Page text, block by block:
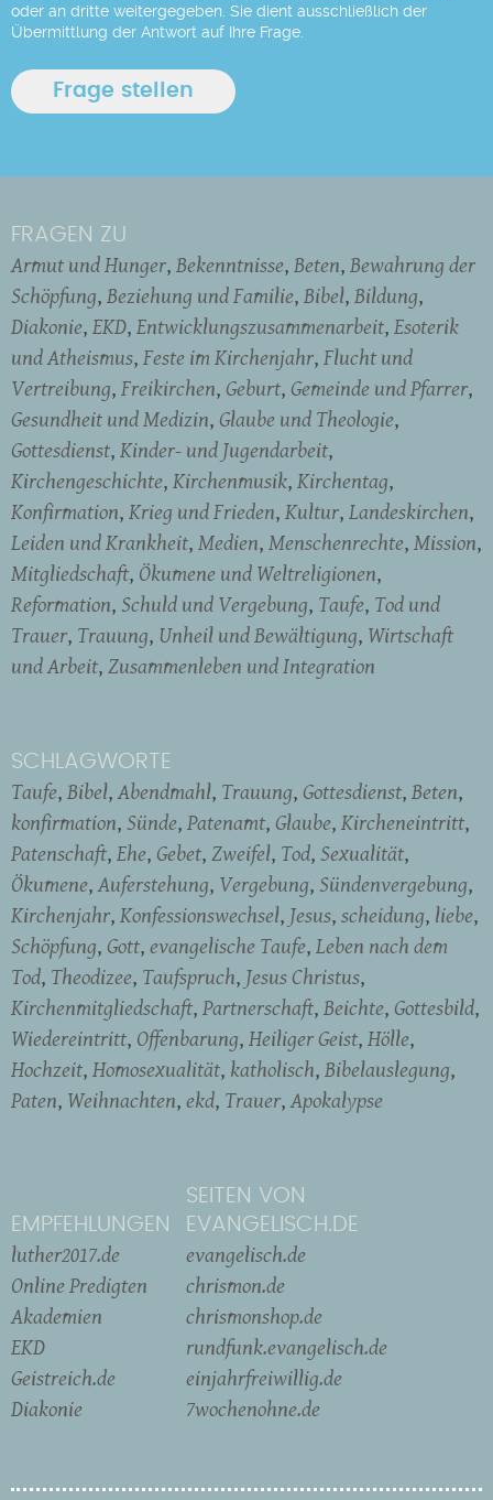
oder an dritte weitergegeben. Sie dient ausschließlich der
Übermittlung der Antwort auf Ihre Frage.
FRAGEN ZU
Armut und Hunger Bekenntnisse Beten Bewahrung der
Schöpfung Beziehung und Familie Bibel Bildung
Diakonie EKD Entwicklungszusammenarbeit Esoterik
und Atheismus Feste im Kirchenjahr Flucht und
Vertreibung Freikirchen Geburt Gemeinde und Pfarrer
Gesundheit und Medizin Glaube und Theologie
Gottesdienst Kinder- und Jugendarbeit
Kirchengeschichte Kirchenmusik Kirchentag
Konfirmation Krieg und Frieden Kultur Landeskirchen
Leiden und Krankheit Medien Menschenrechte Mission
Mitgliedschaft Ökumene und Weltreligionen
Reformation Schuld und Vergebung Taufe Tod und
Trauer Trauung Unheil und Bewältigung Wirtschaft
und Arbeit Zusammenleben und Integration
SCHLAGWORTE
Taufe Bibel Abendmahl Trauung Gottesdienst Beten
konfirmation Sünde Patenamt Glaube Kircheneintritt
Patenschaft Ehe Gebet Zweifel Tod Sexualität
Ökumene Auferstehung Vergebung Sündenvergebung
Kirchenjahr Konfessionswechsel Jesus scheidung liebe
Schöpfung Gott evangelische Taufe Leben nach dem
Tod Theodizee Taufspruch Jesus Christus
Kirchenmitgliedschaft Partnerschaft Beichte Gottesbild
Wiedereintritt Offenbarung Heiliger Geist Hölle
Hochzeit Homosexualität katholisch Bibelauslegung
Paten Weihnachten ekd Trauer Apokalypse
EMPFEHLUNGEN
luther2017.de
Online Predigten
Akademien
EKD
Geistreich.de
Diakonie
SEITEN VON
EVANGELISCH.DE
evangelisch.de
chrismon.de
chrismonshop.de
rundfunk.evangelisch.de
einjahrfreiwillig.de
7wochenohne.de